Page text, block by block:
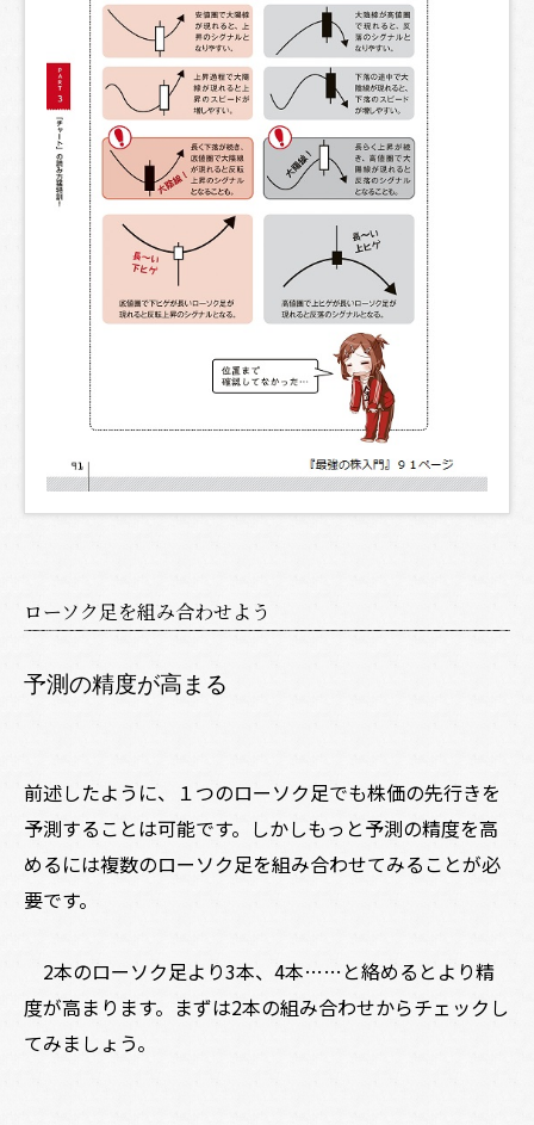
ローソク足を組み合わせよう
予測の精度が高まる
前述したように、１つのローソク足でも株価の先行きを
予測することは可能です。しかしもっと予測の精度を高
めるには複数のローソク足を組み合わせてみることが必
要です。
2本のローソク足より3本、4本……と絡めるとより精
度が高まります。まずは2本の組み合わせからチェックし
てみましょう。